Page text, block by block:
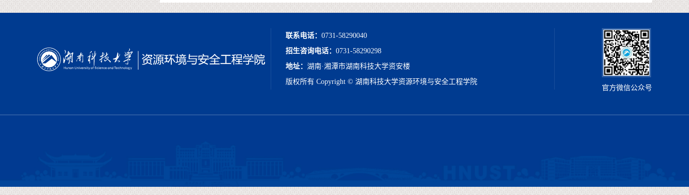
联系电话： 0731-58290040
招生咨询电话： 0731-58290298
地址： 湖南·湘潭市湖南科技大学资安楼
版权所有 Copyright © 湖南科技大学资源环境与安全工程学院
官方微信公众号